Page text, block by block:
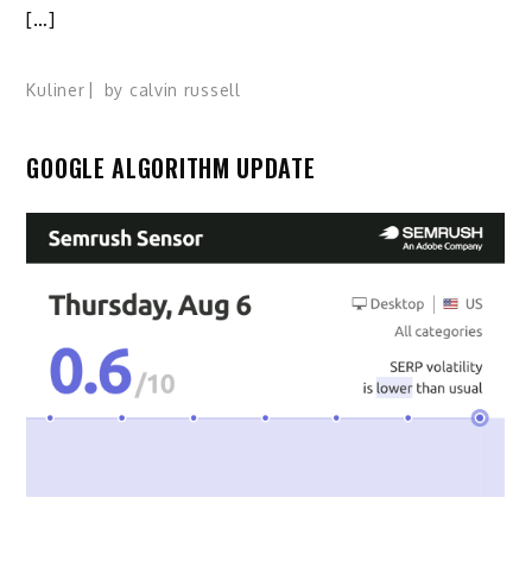
[…]
Kuliner by calvin russell
GOOGLE ALGORITHM UPDATE